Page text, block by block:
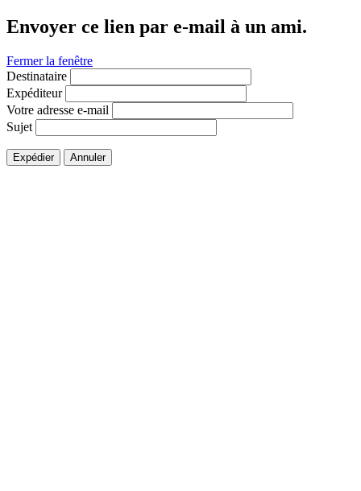
Envoyer ce lien par e-mail à un ami.
Fermer la fenêtre
Destinataire
Expéditeur
Votre adresse e-mail
Sujet
Expédier Annuler